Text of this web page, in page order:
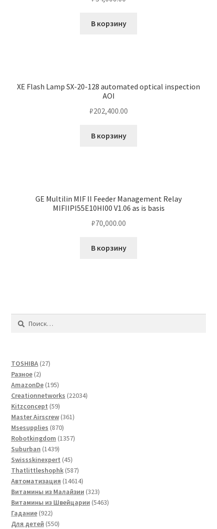
В корзину
XE Flash Lamp SX-20-128 automated optical inspection
AOI
₽202,400.00
В корзину
GE Multilin MIF II Feeder Management Relay
MIFIIPI55E10HI00 V1.06 as is basis
₽70,000.00
В корзину
Найти:
TOSHIBA 2727
Разное 22
товара
AmazonDe 195195
товаров
Creationnetworks 2203422034
Kitzconcept 5959
товаров
Master Airscrew 361361
Msesupplies 870870
товаров
Robotkingdom 13571357
Suburban 14391439
товаров
Swissskinexpert 4545
товаров
Thatlittleshophk 587587
товаров
Автоматизация 1461414614
товаров
Витамины из Малайзии 323323
товара
Витамины из Швейцарии 54635463
Гадание 922922
товара
Для детей 550550